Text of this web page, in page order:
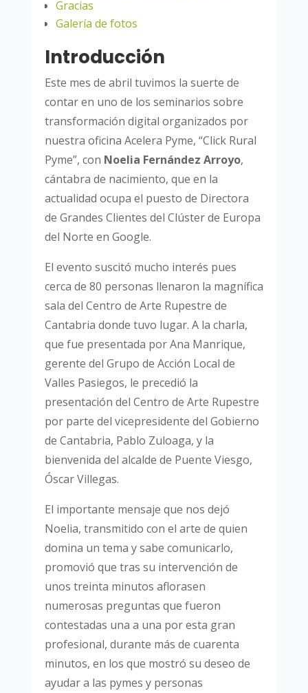
Gracias
Galería de fotos
Introducción
Este mes de abril tuvimos la suerte de
contar en uno de los seminarios sobre
transformación digital organizados por
nuestra oficina Acelera Pyme, “Click Rural
Pyme”, con Noelia Fernández Arroyo,
cántabra de nacimiento, que en la
actualidad ocupa el puesto de Directora
de Grandes Clientes del Clúster de Europa
del Norte en Google.
El evento suscitó mucho interés pues
cerca de 80 personas llenaron la magnífica
sala del Centro de Arte Rupestre de
Cantabria donde tuvo lugar. A la charla,
que fue presentada por Ana Manrique,
gerente del Grupo de Acción Local de
Valles Pasiegos, le precedió la
presentación del Centro de Arte Rupestre
por parte del vicepresidente del Gobierno
de Cantabria, Pablo Zuloaga, y la
bienvenida del alcalde de Puente Viesgo,
Óscar Villegas.
El importante mensaje que nos dejó
Noelia, transmitido con el arte de quien
domina un tema y sabe comunicarlo,
promovió que tras su intervención de
unos treinta minutos aflorasen
numerosas preguntas que fueron
contestadas una a una por esta gran
profesional, durante más de cuarenta
minutos, en los que mostró su deseo de
ayudar a las pymes y personas